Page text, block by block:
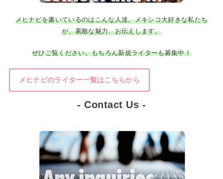
メヒナビを書いているのはこんな人達。メキシコ大好きな私たち
が、素敵な魅力、お伝えします。
ぜひご覧ください。もちろん新規ライターも募集中！
メヒナビのライター一覧はこちらから
- Contact Us -